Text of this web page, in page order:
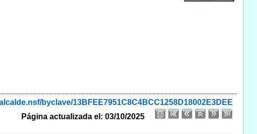
byclave/13BFEE7951C8C4BCC1258D18002E3DEE
Página actualizada el: 03/10/2025